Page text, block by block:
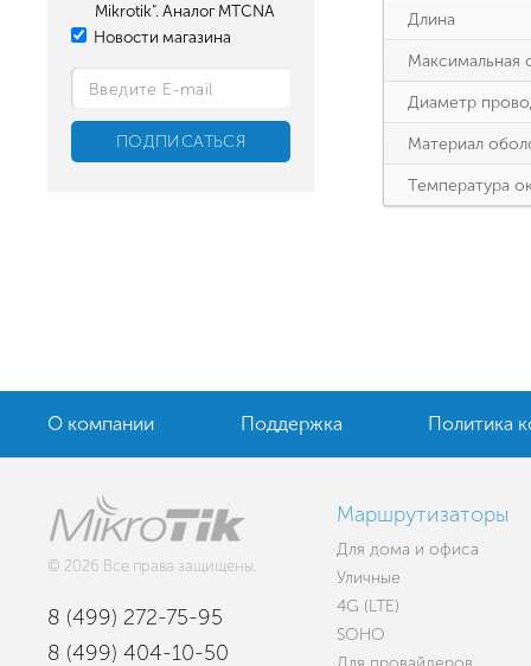
Mikrotik". Аналог MTCNA
Новости магазина
Длина
Максимальная
Диаметр
Материал
Температура
О компании Поддержка Политика
© 2026 Все права защищены.
8 (499) 272-75-95
8 (499) 404-10-50
Маршрутизаторы
Для дома и офиса
Уличные
4G (LTE)
SOHO